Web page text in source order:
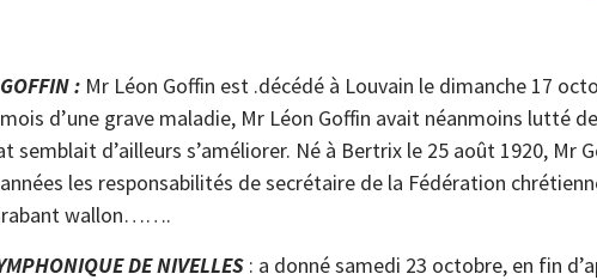
: Mr Léon Goffin est .décédé à Louvain le dimanche 17
d’une grave maladie, Mr Léon Goffin avait néanmoins lutté
semblait d’ailleurs s’améliorer. Né à Bertrix le 25 août 1920, Mr
les responsabilités de secrétaire de la Fédération
wallon…….
DE NIVELLES : a donné samedi 23 octobre, en fin